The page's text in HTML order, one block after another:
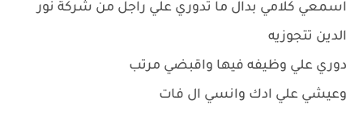
اسمعي كلامي بدال ما تدوري علي راجل من شركة نور
الدين تتجوزيه
دوري علي وظيفه فيها واقبضي مرتب
وعيشي علي ادك وانسي ال فات